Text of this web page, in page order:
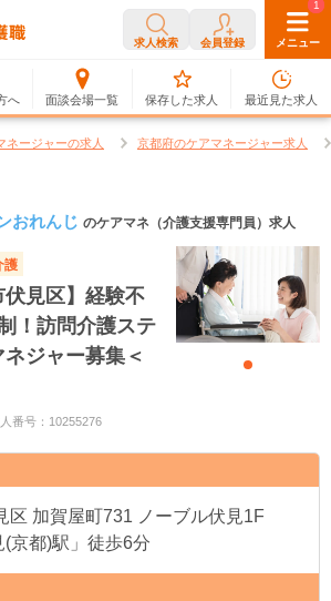
求人検索 会員登録 メニュー
へ 面談会場一覧
0
保存した求人
1
最近見た求人
ネージャーの求人 京都府のケアマネージャー求人
おれんじ のケアマネ（介護支援専門員）求人
護
伏見区】経験不
！訪問介護ステ
ジャー募集＜
番号：10255276
区 加賀屋町731 ノーブル伏見1F
京都)駅」徒歩6分